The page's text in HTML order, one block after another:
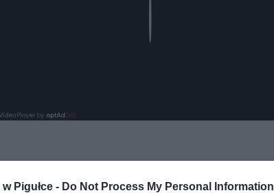
Pigułce - Do Not Process My Personal Information